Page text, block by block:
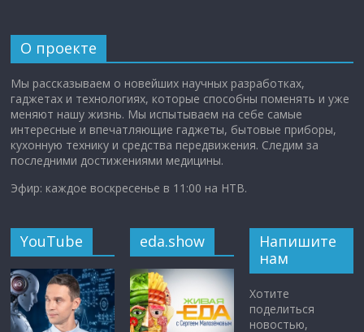
О проекте
Мы рассказываем о новейших научных разработках,
гаджетах и технологиях, которые способны поменять и уже
меняют нашу жизнь. Мы испытываем на себе самые
интересные и впечатляющие гаджеты, бытовые приборы,
кухонную технику и средства передвижения. Следим за
последними достижениями медицины.
Эфир: каждое воскресенье в 11:00 на НТВ.
YouTube eda.show
Напишите
нам
Хотите
поделиться
новостью,